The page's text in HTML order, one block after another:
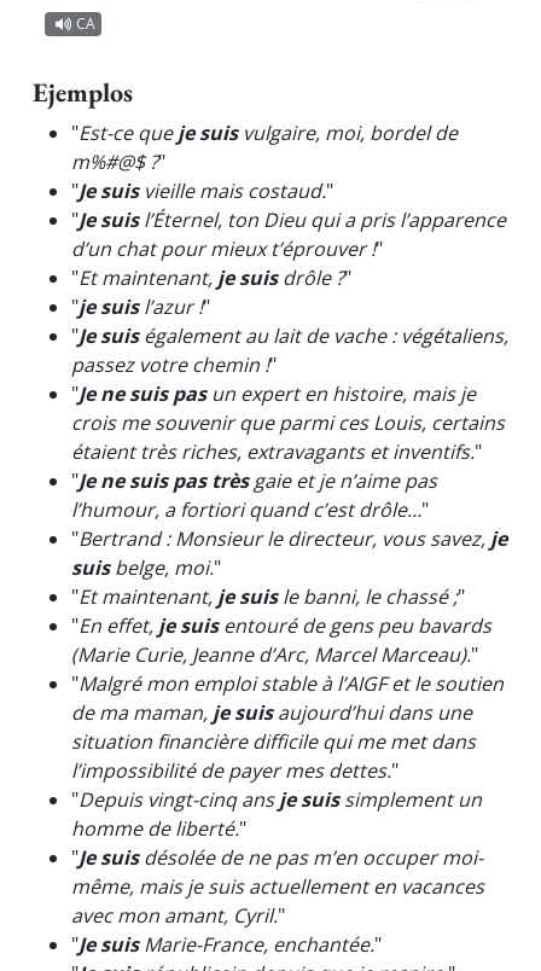
CA
Ejemplos
"Est-ce queje suisvulgaire, moi, bordel de
m%#@$ ?"
"Je suisvieille mais costaud."
"Je suisl’Éternel, ton Dieu qui a pris l’apparence
d’un chat pour mieux t’éprouver !"
"Et maintenant, je suisdrôle ?"
"je suisl’azur !"
"Je suiségalement au lait de vache : végétaliens,
passez votre chemin !"
"Je ne suis pasun expert en histoire, mais je
crois me souvenir que parmi ces Louis, certains
étaient très riches, extravagants et inventifs."
"Je ne suis pas trèsgaie et je n’aime pas
l’humour, a fortiori quand c’est drôle…"
"Bertrand : Monsieur le directeur, vous savez, je
suisbelge, moi."
"Et maintenant, je suisle banni, le chassé ;"
"En effet, je suisentouré de gens peu bavards
(Marie Curie, Jeanne d’Arc, Marcel Marceau)."
"Malgré mon emploi stable à l’AIGF et le soutien
de ma maman, je suisaujourd’hui dans une
situation financière difficile qui me met dans
l’impossibilité de payer mes dettes."
"Depuis vingt-cinq ansje suissimplement un
homme de liberté."
"Je suisdésolée de ne pas m’en occuper moi-
même, mais je suis actuellement en vacances
avec mon amant, Cyril."
"Je suisMarie-France, enchantée."